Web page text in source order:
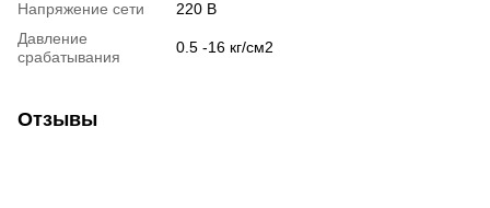
Напряжение сети
220 В
Давление
срабатывания
0.5 -16 кг/см2
Отзывы